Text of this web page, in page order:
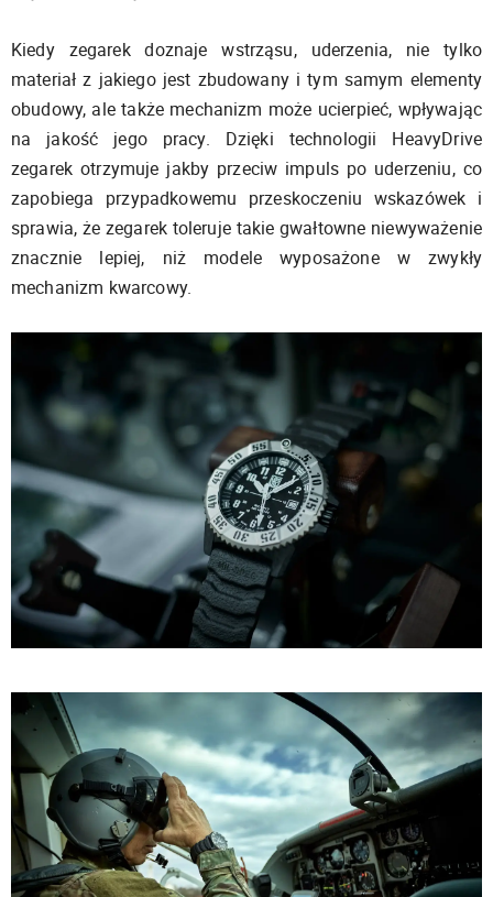
Kiedy zegarek doznaje wstrząsu, uderzenia, nie tylko
materiał z jakiego jest zbudowany i tym samym elementy
obudowy, ale także mechanizm może ucierpieć, wpływając
na jakość jego pracy. Dzięki technologii HeavyDrive
zegarek otrzymuje jakby przeciw impuls po uderzeniu, co
zapobiega przypadkowemu przeskoczeniu wskazówek i
sprawia, że zegarek toleruje takie gwałtowne niewyważenie
znacznie lepiej, niż modele wyposażone w zwykły
mechanizm kwarcowy.